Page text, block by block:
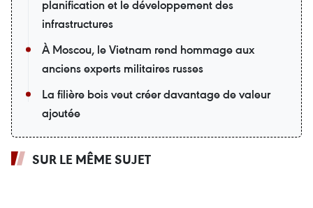
planification et le développement des
infrastructures
À Moscou, le Vietnam rend hommage aux
anciens experts militaires russes
La filière bois veut créer davantage de valeur
ajoutée
SUR LE MÊME SUJET